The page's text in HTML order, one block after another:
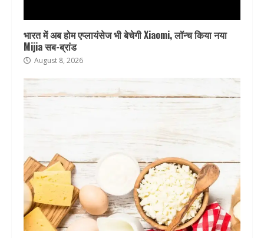
भारत में अब होम एप्लायंसेज भी बेचेगी Xiaomi, लॉन्च किया नया
Mijia सब-ब्रांड
August 8, 2026